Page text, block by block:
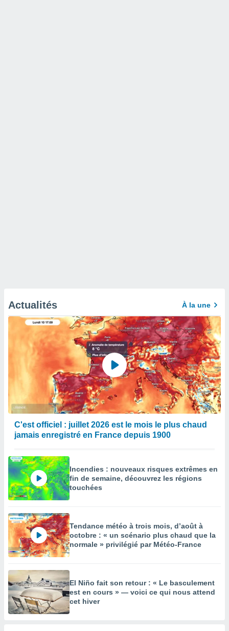
Actualités À la une
C'est officiel : juillet 2026 est le mois le plus chaud
jamais enregistré en France depuis 1900
Incendies : nouveaux risques extrêmes en
fin de semaine, découvrez les régions
touchées
Tendance météo à trois mois, d’août à
octobre : « un scénario plus chaud que la
normale » privilégié par Météo-France
El Niño fait son retour : « Le basculement
est en cours » — voici ce qui nous attend
cet hiver